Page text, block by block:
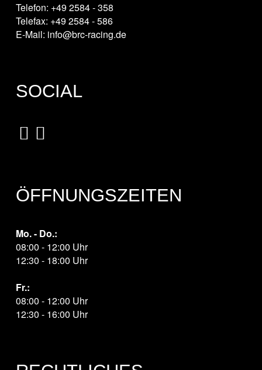
Telefon: +49 2584 - 358
Telefax: +49 2584 - 586
E-Mail: info@brc-racing.de
SOCIAL
ÖFFNUNGSZEITEN
Mo. - Do.:
08:00 - 12:00 Uhr
12:30 - 18:00 Uhr
Fr.:
08:00 - 12:00 Uhr
12:30 - 16:00 Uhr